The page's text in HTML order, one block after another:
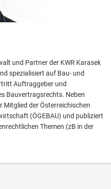
und Partner der KWR Karasek
spezialisiert auf Bau- und
Auftraggeber und
Bauvertragsrechts. Neben
Mitglied der Österreichischen
(ÖGEBAU) und publiziert
Themen (zB in der